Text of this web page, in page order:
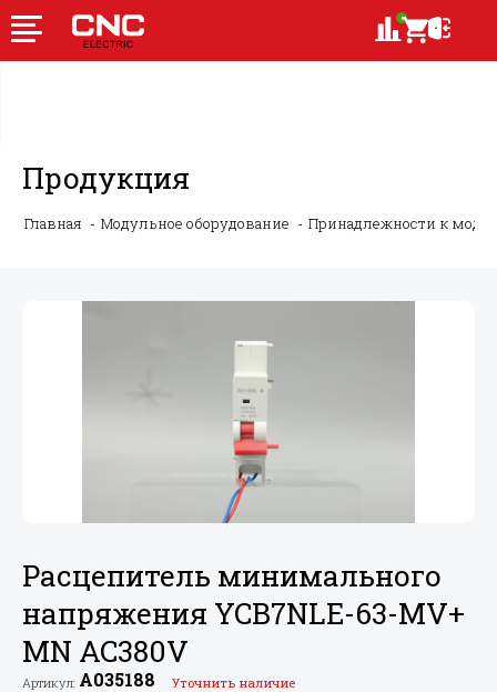
Продукция
Главная Модульное оборудование Принадлежности к
Расцепитель минимального
напряжения YCB7NLE-63-MV+
MN AC380V
Артикул: A035188 Уточнить наличие